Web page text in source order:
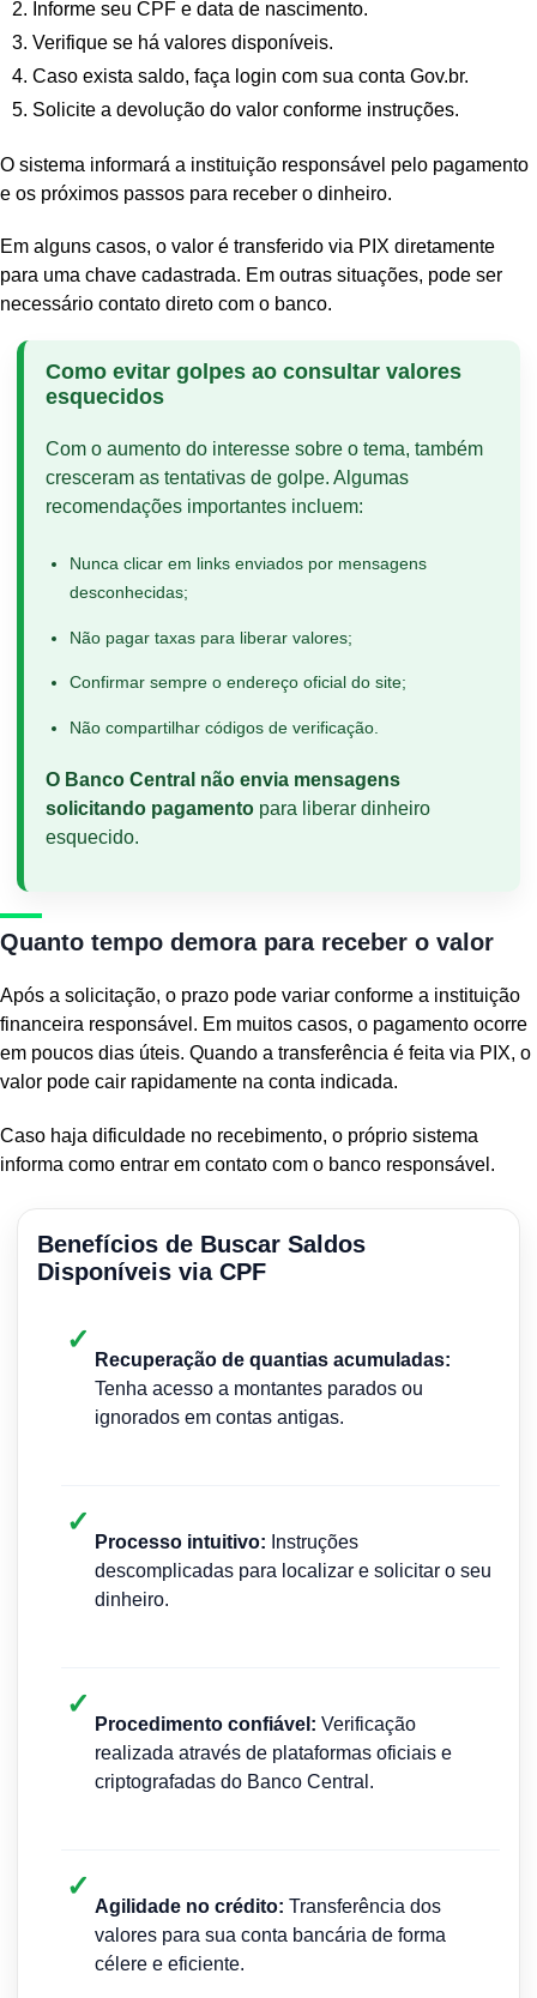
Informe seu CPF e data de nascimento.
Verifique se há valores disponíveis.
Caso exista saldo, faça login com sua conta Gov.br.
Solicite a devolução do valor conforme instruções.
O sistema informará a instituição responsável pelo pagamento
e os próximos passos para receber o dinheiro.
Em alguns casos, o valor é transferido via PIX diretamente
para uma chave cadastrada. Em outras situações, pode ser
necessário contato direto com o banco.
Como evitar golpes ao consultar valores
esquecidos
Com o aumento do interesse sobre o tema, também
cresceram as tentativas de golpe. Algumas
recomendações importantes incluem:
Nunca clicar em links enviados por mensagens
desconhecidas;
Não pagar taxas para liberar valores;
Confirmar sempre o endereço oficial do site;
Não compartilhar códigos de verificação.
O Banco Central não envia mensagens
solicitando pagamento para liberar dinheiro
esquecido.
Quanto tempo demora para receber o valor
Após a solicitação, o prazo pode variar conforme a instituição
financeira responsável. Em muitos casos, o pagamento ocorre
em poucos dias úteis. Quando a transferência é feita via PIX, o
valor pode cair rapidamente na conta indicada.
Caso haja dificuldade no recebimento, o próprio sistema
informa como entrar em contato com o banco responsável.
Benefícios de Buscar Saldos
Disponíveis via CPF
✓
Recuperação de quantias acumuladas:
Tenha acesso a montantes parados ou
ignorados em contas antigas.
✓
Processo intuitivo: Instruções
descomplicadas para localizar e solicitar o seu
dinheiro.
✓
Procedimento confiável: Verificação
realizada através de plataformas oficiais e
criptografadas do Banco Central.
✓
Agilidade no crédito: Transferência dos
valores para sua conta bancária de forma
célere e eficiente.